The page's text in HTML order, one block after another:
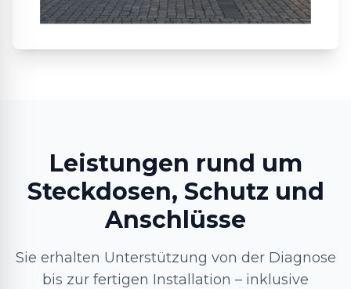
Leistungen rund um
Steckdosen, Schutz und
Anschlüsse
Sie erhalten Unterstützung von der Diagnose
bis zur fertigen Installation – inklusive